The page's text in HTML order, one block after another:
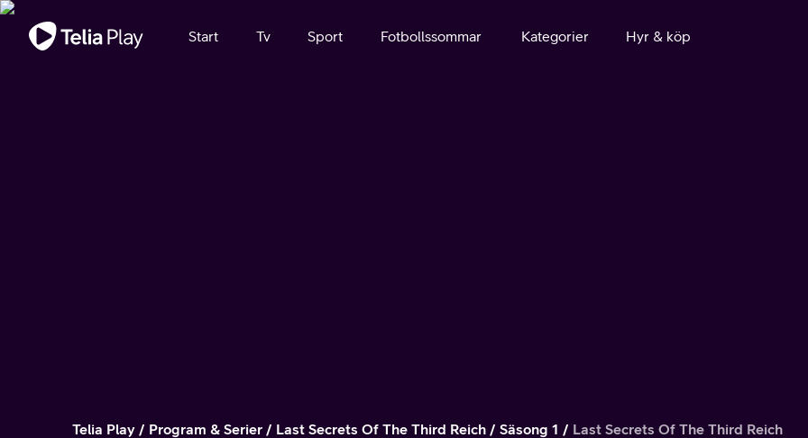
Viktigt meddelande
Start Tv Sport Fotbollssommar Kategorier Hyr & köp
Telia Play Program & Serier Last Secrets Of The Third Reich Säsong 1 Last Secrets Of The Third Reich